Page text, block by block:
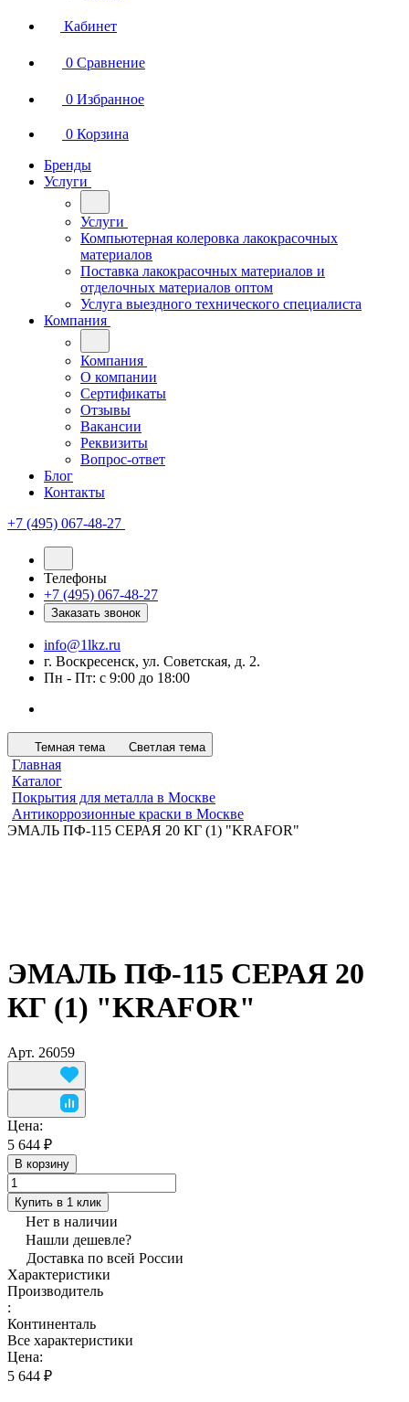
Кабинет
0 Сравнение
0 Избранное
0 Корзина
Бренды
Услуги
Услуги
Компьютерная колеровка лакокрасочных
материалов
Поставка лакокрасочных материалов и
отделочных материалов оптом
Услуга выездного технического специалиста
Компания
Компания
О компании
Сертификаты
Отзывы
Вакансии
Реквизиты
Вопрос-ответ
Блог
Контакты
+7 (495) 067-48-27
Телефоны
+7 (495) 067-48-27
Заказать звонок
info@1lkz.ru
г. Воскресенск, ул. Советская, д. 2.
Пн - Пт: с 9:00 до 18:00
Темная тема Светлая тема
Главная
Каталог
Покрытия для металла в Москве
Антикоррозионные краски в Москве
ЭМАЛЬ ПФ-115 СЕРАЯ 20 КГ (1) "KRAFOR"
ЭМАЛЬ ПФ-115 СЕРАЯ 20
КГ (1) "KRAFOR"
Арт. 26059
Цена:
5 644 ₽
В корзину
Купить в 1 клик
Нет в наличии
Нашли дешевле?
Доставка по всей России
Характеристики
Производитель
:
Континенталь
Все характеристики
Цена:
5 644 ₽